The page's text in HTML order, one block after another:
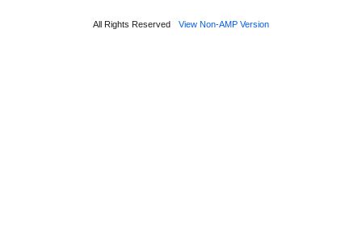
All Rights Reserved View Non-AMP Version